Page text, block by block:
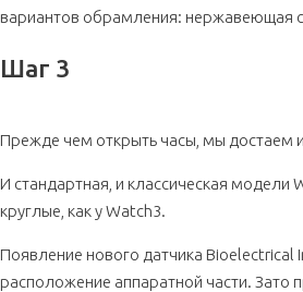
вариантов обрамления: нержавеющая
Шаг 3
Прежде чем открыть часы, мы достаем
И стандартная, и классическая модели
круглые, как у Watch3.
Появление нового датчика Bioelectrical
расположение аппаратной части. Зато